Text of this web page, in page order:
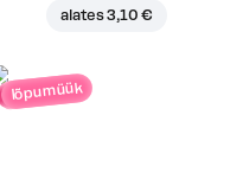
alates3,10 €
lõpumüük